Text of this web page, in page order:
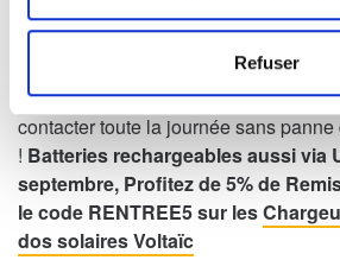
Refuser
solaire Volaïc, confortables et sûrs, ou
pochette chargeur solaire à fixer sur
dos permettront à vos enfants d'avoir
portable, pour pouvoir être contactés
contacter toute la journée sans
! Batteries rechargeables aussi via
septembre, Profitez de 5% de
le code RENTREE5 sur les
dos solaires Voltaïc